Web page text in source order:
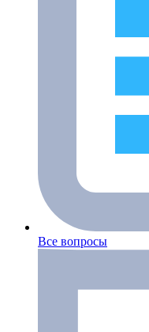
Все вопросы